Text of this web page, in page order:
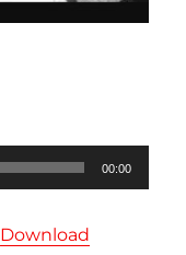
00:00
Download